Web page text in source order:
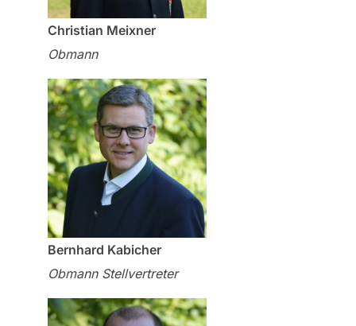
Christian Meixner
Obmann
Bernhard Kabicher
Obmann Stellvertreter